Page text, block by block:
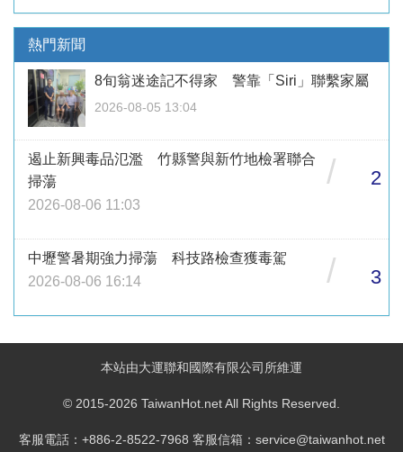
熱門新聞
8旬翁迷途記不得家 警靠「Siri」聯繫家屬
2026-08-05 13:04
遏止新興毒品氾濫 竹縣警與新竹地檢署聯合
掃蕩
2026-08-06 11:03
/ 2
中壢警暑期強力掃蕩 科技路檢查獲毒駕
2026-08-06 16:14
/ 3
本站由大運聯和國際有限公司所維運
© 2015-2026 TaiwanHot.net All Rights Reserved.
客服電話：+886-2-8522-7968 客服信箱：service@taiwanhot.net